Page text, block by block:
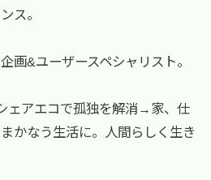
ス。
画&ユーザースペシャリスト。
ェアエコで孤独を解消→家、仕
かなう生活に。人間らしく生き